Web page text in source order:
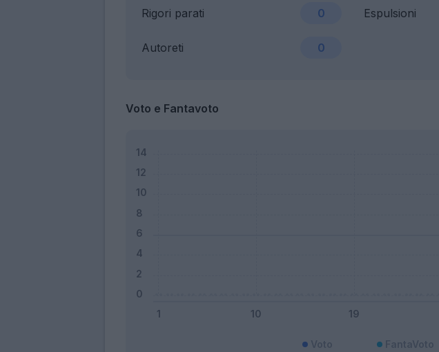
Rigori parati 0 Espulsioni
Autoreti 0
Voto e Fantavoto